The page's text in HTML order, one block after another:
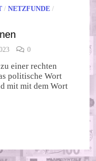
/NETZFUNDE /
0
einer rechten
politische Wort
mit mit dem Wort